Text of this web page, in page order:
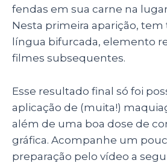
fendas em sua carne na
Nesta primeira aparição,
língua bifurcada, elemento
filmes subsequentes.
Esse resultado final só foi
aplicação de (muita!)
além de uma boa dose de
gráfica. Acompanhe um
preparação pelo vídeo a